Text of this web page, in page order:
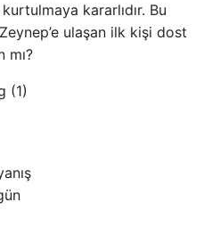
kararlıdır. Bu
ulaşan ilk kişi dost
mı?